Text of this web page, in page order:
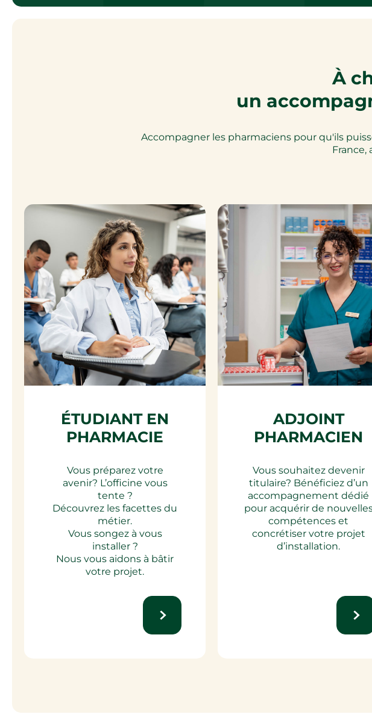
À
un
Accompagner les pharmaciens pour qu'ils
France,
ÉTUDIANT EN
PHARMACIE
Vous préparez votre
avenir?​ L’officine vous
tente ?
Découvrez les facettes du
métier.
Vous songez à vous
installer ?
Nous vous aidons à bâtir
votre projet.
ADJOINT
PHARMACIEN
Vous souhaitez devenir
titulaire? Bénéficiez d’un
accompagnement dédié
pour acquérir de
compétences et
concrétiser votre projet
d’installation.​